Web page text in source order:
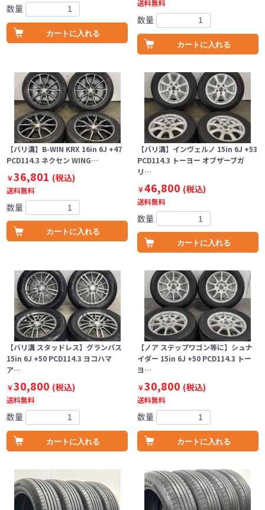
数量
カートに入れる
送料無料
数量
カートに入れる
【バリ溝】B-WIN KRX 16in 6J +47
PCD114.3 ネクセン WING…
￥36,801 (税込)
送料無料
数量
カートに入れる
【バリ溝】インヴェルノ 15in 6J +53
PCD114.3 トーヨー オブザーブガ
リ…
￥46,800 (税込)
送料無料
数量
カートに入れる
【バリ溝 スタッドレス】グランパス
15in 6J +50 PCD114.3 ヨコハマ
ア…
￥30,800 (税込)
送料無料
数量
カートに入れる
【ノア ステップワゴン等に】シュナ
イダー 15in 6J +50 PCD114.3 トー
ヨ…
￥30,800 (税込)
送料無料
数量
カートに入れる